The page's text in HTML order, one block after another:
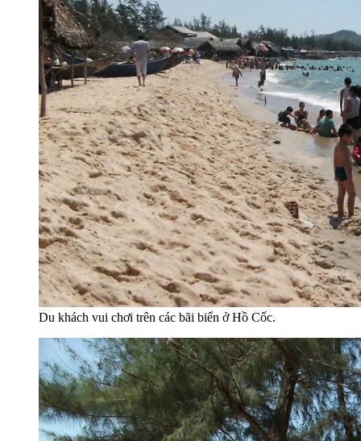
Du khách vui chơi trên các bãi biển ở Hồ Cốc.